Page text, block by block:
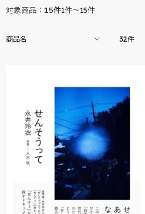
対象商品： 15件1件～15件
商品名 32件